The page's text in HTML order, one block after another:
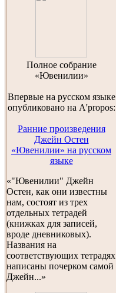
Полноe собраниe
«Ювенилии»
Впервые на русском языке
опубликовано на A'propos:
Ранние произведения
Джейн Остен
«Ювенилии» на русском
языке
«"Ювенилии" Джейн
Остен, как они известны
нам, состоят из трех
отдельных тетрадей
(книжках для записей,
вроде дневниковых).
Названия на
соответствующих тетрадях
написаны почерком самой
Джейн...»